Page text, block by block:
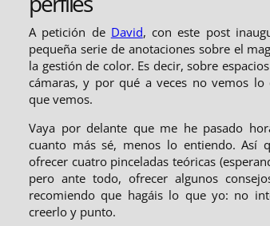
A petición de David, con este post
pequeña serie de anotaciones sobre el
la gestión de color. Es decir, sobre
cámaras, y por qué a veces no vemos lo
que vemos.
Vaya por delante que me he pasado
cuanto más sé, menos lo entiendo. Así
ofrecer cuatro pinceladas teóricas
pero ante todo, ofrecer algunos
recomiendo que hagáis lo que yo: no
creerlo y punto.